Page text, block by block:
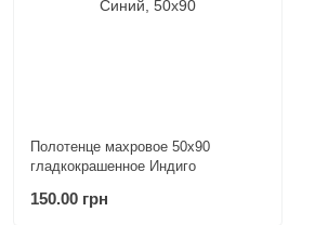
Полотенце махровое 50х90
гладкокрашенное Индиго
150.00 грн